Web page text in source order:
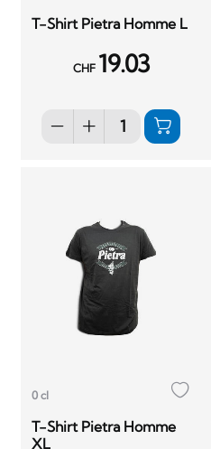
T-Shirt Pietra Homme L
CHF 19.03
0 cl
T-Shirt Pietra Homme
XL